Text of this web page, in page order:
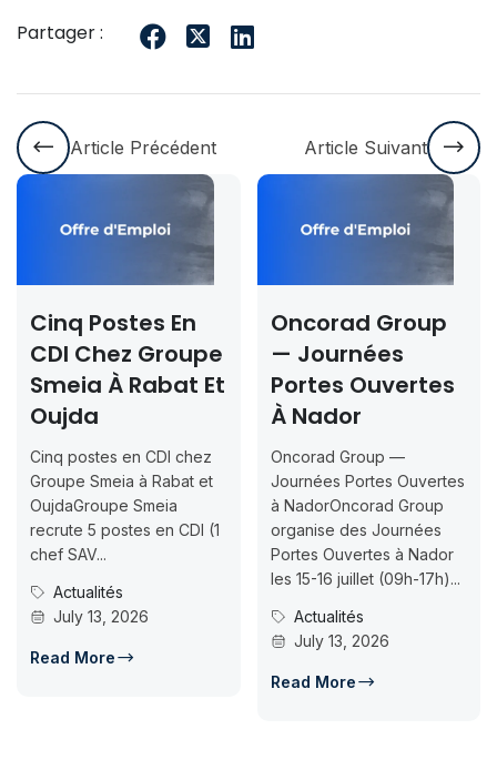
Partager :
Article Précédent Article Suivant
Cinq Postes En
CDI Chez Groupe
Smeia À Rabat Et
Oujda
Cinq postes en CDI chez
Groupe Smeia à Rabat et
OujdaGroupe Smeia
recrute 5 postes en CDI (1
chef SAV...
Actualités
July 13, 2026
Read More
Oncorad Group
— Journées
Portes Ouvertes
À Nador
Oncorad Group —
Journées Portes Ouvertes
à NadorOncorad Group
organise des Journées
Portes Ouvertes à Nador
les 15-16 juillet (09h-17h)...
Actualités
July 13, 2026
Read More